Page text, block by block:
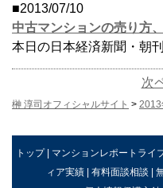
■2013/07/10
中古マンションの売り方
本日の日本経済新聞・朝
次
榊 淳司オフィシャルサイト >
トップ| マンションレポートライ
ィア実績| 有料面談相談 |